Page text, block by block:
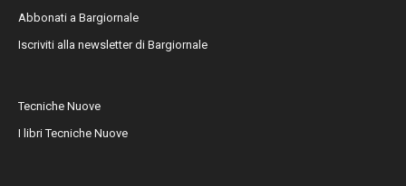
Abbonati a Bargiornale
Iscriviti alla newsletter di Bargiornale
Tecniche Nuove
I libri Tecniche Nuove